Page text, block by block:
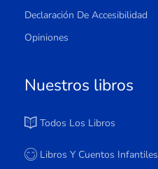
Declaración De Accesibilidad
Opiniones
Nuestros libros
Todos Los Libros
Libros Y Cuentos Infantiles